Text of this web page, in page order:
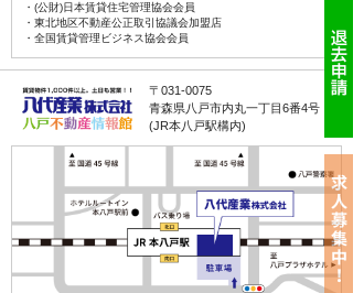
・(公財)日本賃貸住宅管理協会会員
・東北地区不動産公正取引協議会加盟店
・全国賃貸管理ビジネス協会会員
〒031-0075
青森県八戸市内丸一丁目6番4号
(JR本八戸駅構内)